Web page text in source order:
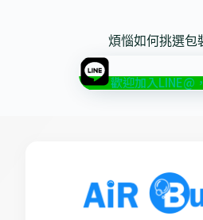
煩惱如何挑選包
歡迎加入LINE@